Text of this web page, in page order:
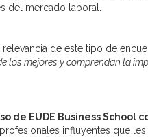
del mercado laboral.
de este tipo de
los mejores y comprendan la
de EUDE Business School
influyentes que